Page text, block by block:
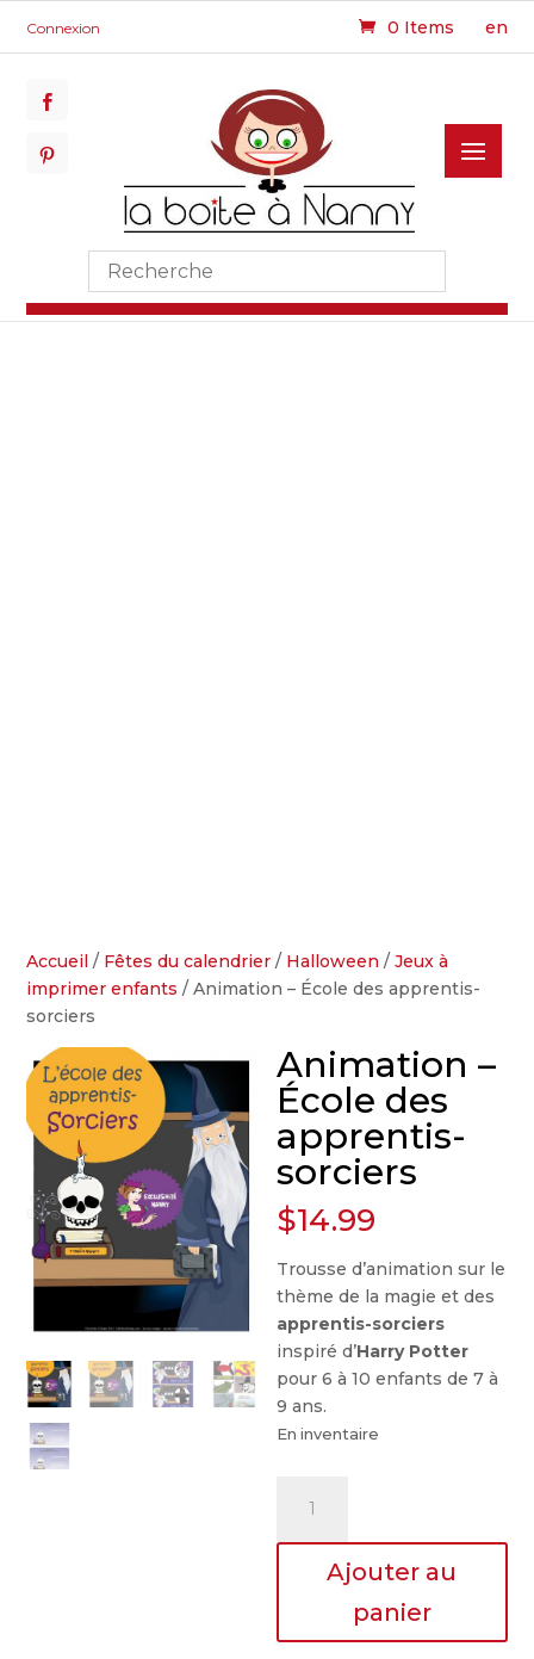
Connexion 0 Items en
Accueil / Fêtes du calendrier / Halloween /Jeux à
imprimer enfants / Animation – École des apprentis-
sorciers
Animation –
École des
apprentis-
sorciers
$14.99
Trousse d’animation sur le
thème de la magie et des
apprentis-sorciers
inspiré d’Harry Potter
pour 6 à 10 enfants de 7 à
9 ans.
En inventaire
Animation
Ajouter au
panier